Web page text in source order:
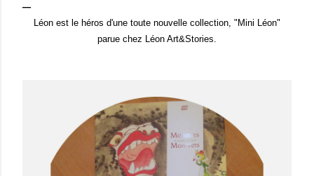
Léon est le héros d'une toute nouvelle collection, "Mini Léon"
parue chez Léon Art&Stories.